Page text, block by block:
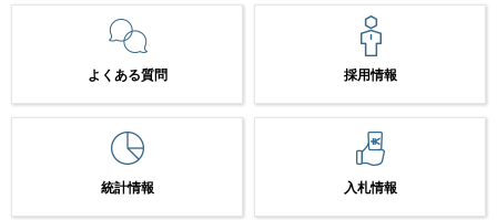
よくある質問 採用情報
統計情報 入札情報